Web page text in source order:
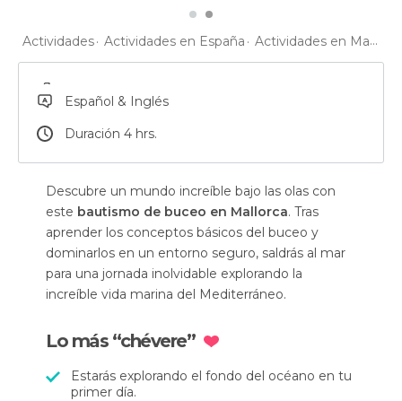
Actividades Actividades en España Actividades en Mallorca
Español & Inglés
Duración 4 hrs.
Descubre un mundo increíble bajo las olas con
este bautismo de buceo en Mallorca. Tras
aprender los conceptos básicos del buceo y
dominarlos en un entorno seguro, saldrás al mar
para una jornada inolvidable explorando la
increíble vida marina del Mediterráneo.
Lo más “chévere”
Estarás explorando el fondo del océano en tu
primer día.